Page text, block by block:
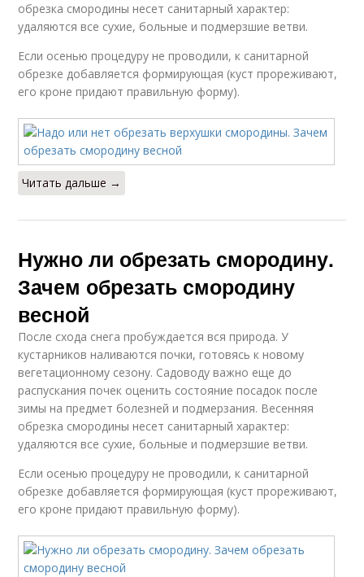
обрезка смородины несет санитарный характер:
удаляются все сухие, больные и подмерзшие ветви.
Если осенью процедуру не проводили, к санитарной
обрезке добавляется формирующая (куст прореживают,
его кроне придают правильную форму).
Читать дальше →
Нужно ли обрезать смородину.
Зачем обрезать смородину
весной
После схода снега пробуждается вся природа. У
кустарников наливаются почки, готовясь к новому
вегетационному сезону. Садоводу важно еще до
распускания почек оценить состояние посадок после
зимы на предмет болезней и подмерзания. Весенняя
обрезка смородины несет санитарный характер:
удаляются все сухие, больные и подмерзшие ветви.
Если осенью процедуру не проводили, к санитарной
обрезке добавляется формирующая (куст прореживают,
его кроне придают правильную форму).